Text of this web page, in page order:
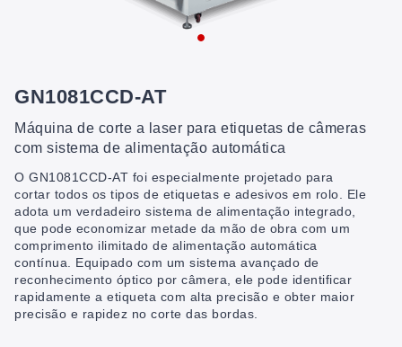
GN1081CCD-AT
Máquina de corte a laser para etiquetas de câmeras
com sistema de alimentação automática
O GN1081CCD-AT foi especialmente projetado para
cortar todos os tipos de etiquetas e adesivos em rolo. Ele
adota um verdadeiro sistema de alimentação integrado,
que pode economizar metade da mão de obra com um
comprimento ilimitado de alimentação automática
contínua. Equipado com um sistema avançado de
reconhecimento óptico por câmera, ele pode identificar
rapidamente a etiqueta com alta precisão e obter maior
precisão e rapidez no corte das bordas.